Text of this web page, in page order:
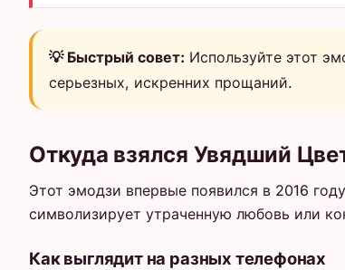
💡 Быстрый совет: Используйте этот
серьезных, искренних прощаний.
Откуда взялся Увядший
Этот эмодзи впервые появился в 2016
символизирует утраченную любовь или
Как выглядит на разных телефонах